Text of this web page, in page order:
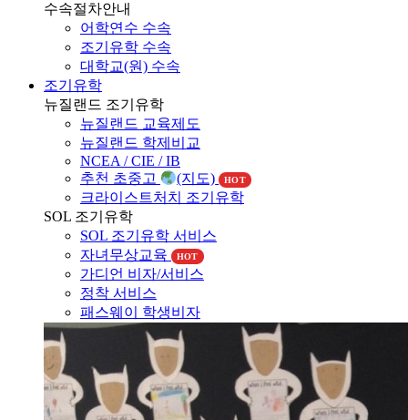
어학연수 수속
조기유학 수속
대학교(원) 수속
조기유학
뉴질랜드 조기유학
뉴질랜드 교육제도
뉴질랜드 학제비교
NCEA / CIE / IB
추천 초중고
(지도)
크라이스트처치 조기유학
SOL 조기유학
SOL 조기유학 서비스
자녀무상교육
HOT
가디언 비자/서비스
정착 서비스
패스웨이 학생비자